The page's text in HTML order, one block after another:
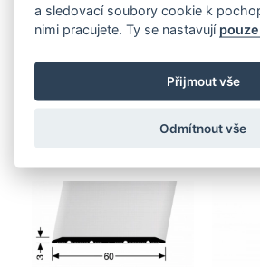
Nejnovější produkty
a sledovací soubory cookie k
nimi pracujete. Ty se nastavují
Přijmout vše
Odmítnout vše